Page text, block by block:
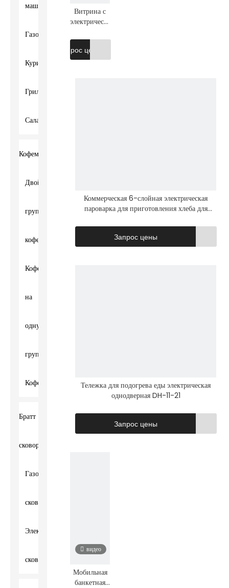
машина
Газовый
Куриный
Гриль
Саламандра
Кофемашина
Двойная
групповая
кофемашина
Кофемашина
на
одну
группу
Кофемолка
Братт
сковорода
Газовая
сковорода
Электрическая
сковорода
Витрина с
электрическим
еды в
Гуанчжоу
R60-1
Запрос цены
видео
Коммерческая 6-слойная электрическая
пароварка для приготовления хлеба для
Запрос цены
видео
Тележка для подогрева еды электрическая
однодверная DH-11-21
Запрос цены
видео
Мобильная
банкетная